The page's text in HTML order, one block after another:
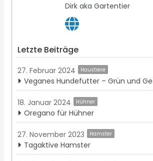
Dirk aka Gartentier
Letzte Beiträge
27. Februar 2024 Haustiere
Veganes Hundefutter – Grün und
18. Januar 2024 Hühner
Oregano für Hühner
27. November 2023 Hamster
Tagaktive Hamster